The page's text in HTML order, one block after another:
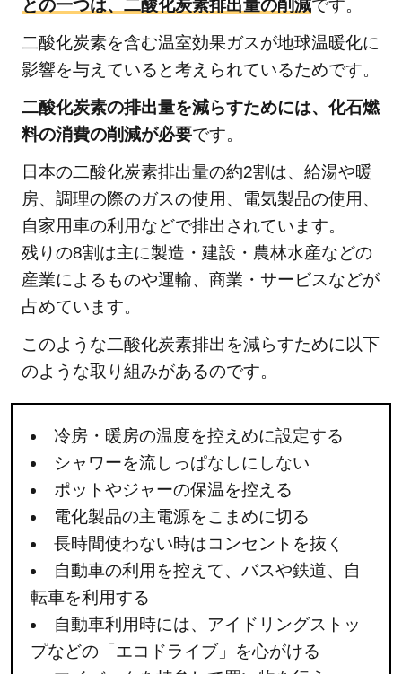
との一つは、二酸化炭素排出量の削減です。
二酸化炭素を含む温室効果ガスが地球温暖化に
影響を与えていると考えられているためです。
二酸化炭素の排出量を減らすためには、化石燃
料の消費の削減が必要です。
日本の二酸化炭素排出量の約2割は、給湯や暖
房、調理の際のガスの使用、電気製品の使用、
自家用車の利用などで排出されています。
残りの8割は主に製造・建設・農林水産などの
産業によるものや運輸、商業・サービスなどが
占めています。
このような二酸化炭素排出を減らすために以下
のような取り組みがあるのです。
冷房・暖房の温度を控えめに設定する
シャワーを流しっぱなしにしない
ポットやジャーの保温を控える
電化製品の主電源をこまめに切る
長時間使わない時はコンセントを抜く
自動車の利用を控えて、バスや鉄道、自
転車を利用する
自動車利用時には、アイドリングストッ
プなどの「エコドライブ」を心がける